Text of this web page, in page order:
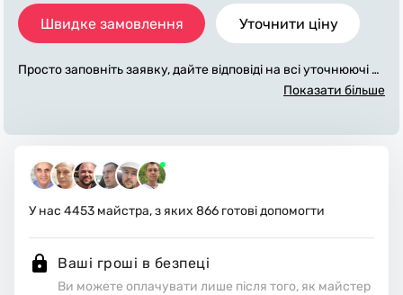
Швидке замовлення Уточнити ціну
Просто заповніть заявку, дайте відповіді на всі уточнюючі за
питання по «обслуговування газового котла». Ми зв'яжемо
потрібні матеріали. Виконавці стежать за чистотою та приб
ирають робоче місце.
Показати більше
У нас 4453 майстра, з яких 866 готові допомогти
Ваші гроші в безпеці
Ви можете оплачувати лише після того, як майстер